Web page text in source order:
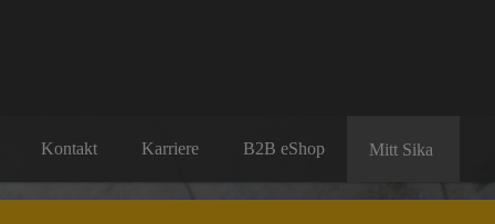
Kontakt Karriere B2B eShop Mitt Sika